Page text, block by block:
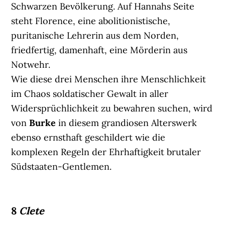
Schwarzen Bevölkerung. Auf Hannahs Seite
steht Florence, eine abolitionistische,
puritanische Lehrerin aus dem Norden,
friedfertig, damenhaft, eine Mörderin aus
Notwehr.
Wie diese drei Menschen ihre Menschlichkeit
im Chaos soldatischer Gewalt in aller
Widersprüchlichkeit zu bewahren suchen, wird
vonBurke in diesem grandiosen Alterswerk
ebenso ernsthaft geschildert wie die
komplexen Regeln der Ehrhaftigkeit brutaler
Südstaaten-Gentlemen.
8 Clete